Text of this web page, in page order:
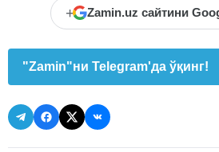
+ Zamin.uz сайтини
"Zamin"ни Telegram'да ўқинг!